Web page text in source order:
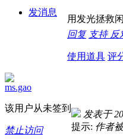
发消息
用发光拯救闲
回复 支持 反
使用道具 评
ms.gao
该用户从未签到
禁止访问
发表于
提示: 作者